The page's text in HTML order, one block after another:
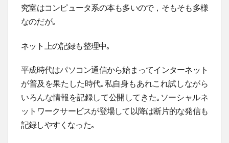
究室はコンピュータ系の本も多いので，そもそも多様
なのだが｡
ネット上の記録も整理中｡
平成時代はパソコン通信から始まってインターネット
が普及を果たした時代｡私自身もあれこれ試しながら
いろんな情報を記録して公開してきた｡ソーシャルネ
ットワークサービスが登場して以降は断片的な発信も
記録しやすくなった｡